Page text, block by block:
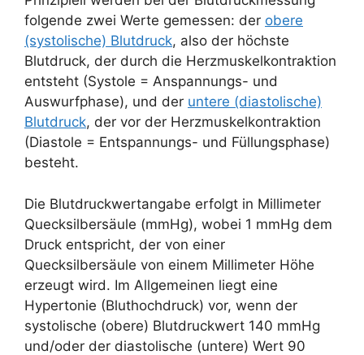
folgende zwei Werte gemessen: der obere
(systolische) Blutdruck, also der höchste
Blutdruck, der durch die Herzmuskelkontraktion
entsteht (Systole = Anspannungs- und
Auswurfphase), und der untere (diastolische)
Blutdruck, der vor der Herzmuskelkontraktion
(Diastole = Entspannungs- und Füllungsphase)
besteht.
Die Blutdruckwertangabe erfolgt in Millimeter
Quecksilbersäule (mmHg), wobei 1 mmHg dem
Druck entspricht, der von einer
Quecksilbersäule von einem Millimeter Höhe
erzeugt wird. Im Allgemeinen liegt eine
Hypertonie (Bluthochdruck) vor, wenn der
systolische (obere) Blutdruckwert 140 mmHg
und/oder der diastolische (untere) Wert 90